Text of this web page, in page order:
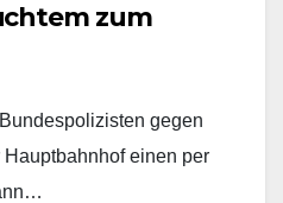
zum
gegen
einen per